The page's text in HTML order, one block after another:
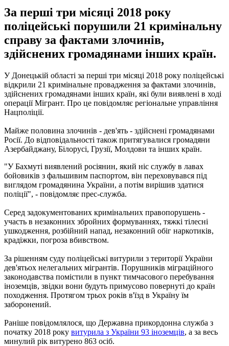
За перші три місяці 2018 року
поліцейські порушили 21 кримінальну
справу за фактами злочинів,
здійснених громадянами інших країн.
У Донецькій області за перші три місяці 2018 року поліцейські
відкрили 21 кримінальне провадження за фактами злочинів,
здійснених громадянами інших країн, які були виявлені в ході
операції Мігрант. Про це повідомляє регіональне управління
Нацполіції.
Майже половина злочинів - дев'ять - здійснені громадянами
Росії. До відповідальності також притягувалися громадяни
Азербайджану, Білорусі, Грузії, Молдови та інших країн.
"У Бахмуті виявлений росіянин, який ніс службу в лавах
бойовиків з фальшивим паспортом, він переховувався під
виглядом громадянина України, а потім вирішив здатися
поліції", - повідомляє прес-служба.
Серед задокументованих кримінальних правопорушень -
участь в незаконних збройних формуваннях, тяжкі тілесні
ушкодження, розбійний напад, незаконний обіг наркотиків,
крадіжки, погроза вбивством.
За рішенням суду поліцейські витурили з території України
дев'ятьох нелегальних мігрантів. Порушників міграційного
законодавства помістили в пункт тимчасового перебування
іноземців, звідки вони будуть примусово повернуті до країн
походження. Протягом трьох років в'їзд в Україну їм
заборонений.
Раніше повідомлялося, що Державна прикордонна служба з
початку 2018 року витурила з України 93 іноземців, а за весь
минулий рік витурено 863 осіб.